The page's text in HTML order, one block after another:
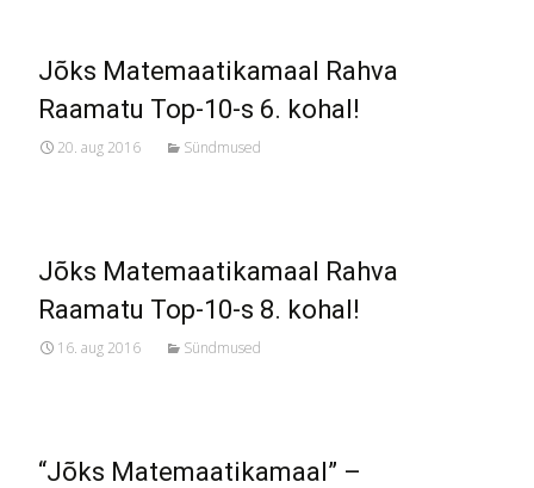
Jõks Matemaatikamaal Rahva
Raamatu Top-10-s 6. kohal!
20. aug 2016 Sündmused
Jõks Matemaatikamaal Rahva
Raamatu Top-10-s 8. kohal!
16. aug 2016 Sündmused
“Jõks Matemaatikamaal” –